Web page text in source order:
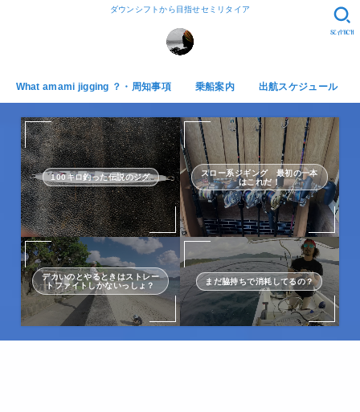
ダウンシフトから目指せセミリタイア
What amami jigging ？・周知事項 乗船案内 出航スケジュール
SEARCH
100キロ釣った伝説のジグ
スロー系ジギング 最初の一本
はこれだ！
デカいのとやるときはストレー
トファイトしかないっしょ？
まだ脇持ちで消耗してるの？